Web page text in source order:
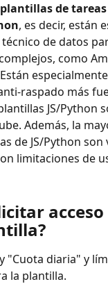
plantillas de tareas
, es decir, están
de datos
como
raspado más
JS/Python
Además, la
de JS/Python son
limitaciones de
"Cuota diaria" y
la plantilla.